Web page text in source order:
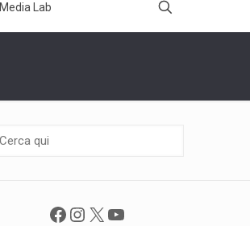
Media Lab
Facebook
Instagram
X YouTube